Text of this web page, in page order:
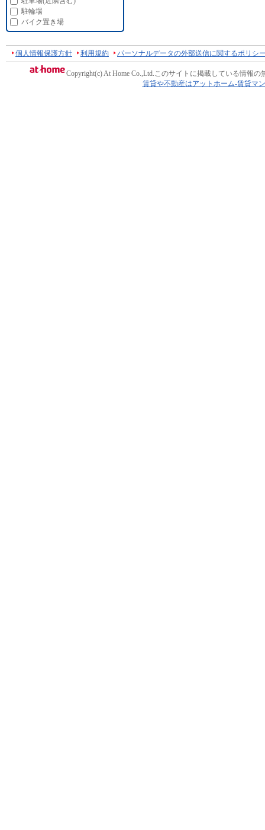
駐輪場
バイク置き場
個人情報保護方針 利用規約 パーソナルデータの外部送信に関するポリシ
Copyright(c) At Home Co.,Ltd.このサイトに掲載している情報の
賃貸や不動産はアットホーム-賃貸マ